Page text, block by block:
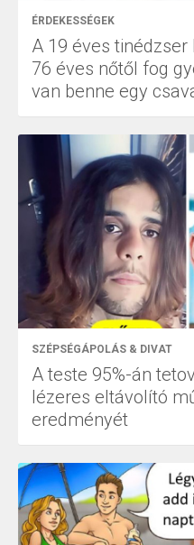
ÉRDEKESSÉGEK
A 19 éves
76 éves nőtől fog
van benne egy
SZÉPSÉGÁPOLÁS & DIVAT
A teste 95%-án
lézeres eltávolító
eredményét